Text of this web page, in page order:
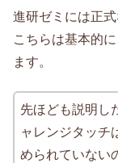
進研ゼミには正
こちらは基本的
ます。
先ほども説明し
ャレンジタッチ
められていない